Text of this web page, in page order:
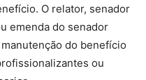
O relator, senador
emenda do senador
do benefício
ou